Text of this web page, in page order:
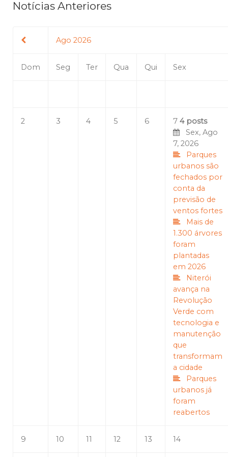
Notícias Anteriores
Ago 2026
Dom Seg Ter Qua Qui Sex
2 3 4 5 6 7 4 posts
Sex, Ago
7, 2026
Parques
urbanos são
fechados por
conta da
previsão de
ventos fortes
Mais de
1.300 árvores
foram
plantadas
em 2026
Niterói
avança na
Revolução
Verde com
tecnologia e
manutenção
que
transformam
a cidade
Parques
urbanos já
foram
reabertos
9 10 11 12 13 14